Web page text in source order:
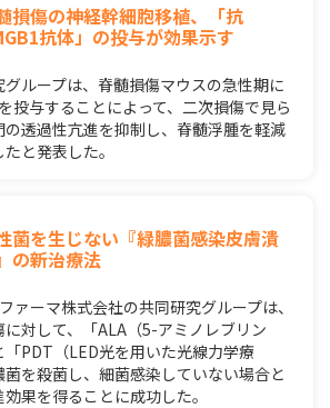
損傷の神経幹細胞移植、「抗
抗体」の投与が効果示す
ループは、脊髄損傷マウスの急性期に
投与することによって、二次損傷で見ら
透過性亢進を抑制し、脊髄浮腫を軽減
と発表した。
菌を生じない『緑膿菌感染皮膚潰
の新治療法
ァーマ株式会社の共同研究グループは、
対して、「ALA（5-アミノレブリン
PDT（LED光を用いた光線力学療
を殺菌し、細菌感染していない場合と
果を得ることに成功した。